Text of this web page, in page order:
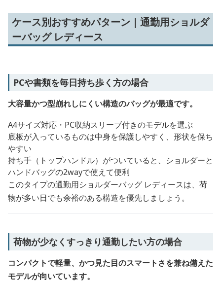
ケース別おすすめパターン｜通勤用ショルダ
ーバッグ レディース
PCや書類を毎日持ち歩く方の場合
大容量かつ型崩れしにくい構造のバッグが最適です。
A4サイズ対応・PC収納スリーブ付きのモデルを選ぶ
底板が入っているものは中身を保護しやすく、形状を保ち
やすい
持ち手（トップハンドル）がついていると、ショルダーと
ハンドバッグの2wayで使えて便利
このタイプの通勤用ショルダーバッグ レディースは、荷
物が多い日でも余裕のある構造を優先しましょう。
荷物が少なくすっきり通勤したい方の場合
コンパクトで軽量、かつ見た目のスマートさを兼ね備えた
モデルが向いています。